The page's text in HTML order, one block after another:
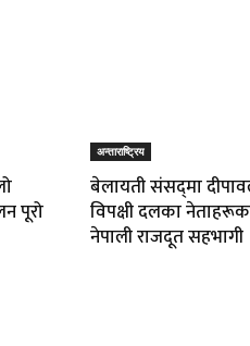
पूरो
अन्ताराष्ट्रिय
बेलायती संसद्‌मा
विपक्षी दलका
नेपाली राजदूत सहभागी